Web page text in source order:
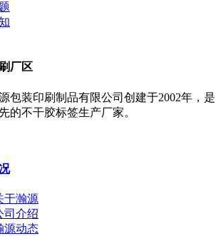
厂区
包装印刷制品有限公司创建于2002年，是
的不干胶标签生产厂家。
于瀚源
司介绍
源动态